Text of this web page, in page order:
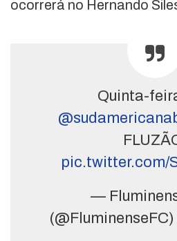
ocorrerá no Hernando
Quinta-
pic.twitter.com/
—
(@FluminenseFC)